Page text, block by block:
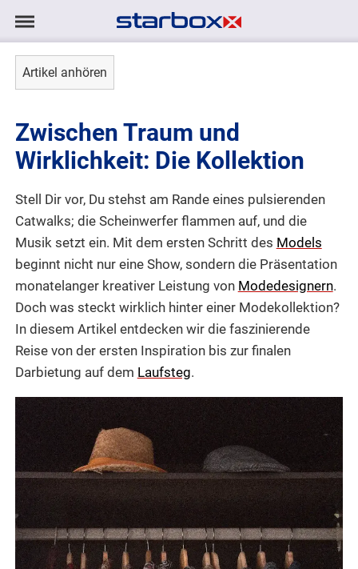
Navigation
Navigation
AGENTUR
MODELS
TALENTE
KONTAKT
DE | EN
Artikel anhören
Zwischen Traum und
Wirklichkeit: Die Kollektion
Stell Dir vor, Du stehst am Rande eines pulsierenden
Catwalks; die Scheinwerfer flammen auf, und die
Musik setzt ein. Mit dem ersten Schritt des Models
beginnt nicht nur eine Show, sondern die Präsentation
monatelanger kreativer Leistung von Modedesignern.
Doch was steckt wirklich hinter einer Modekollektion?
In diesem Artikel entdecken wir die faszinierende
Reise von der ersten Inspiration bis zur finalen
Darbietung auf dem Laufsteg.